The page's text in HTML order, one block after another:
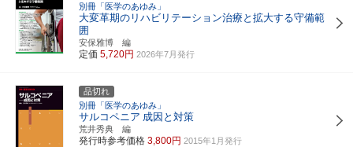
別冊「医学のあゆみ」
大変革期のリハビリテーション治療と拡大する守備範
囲
安保雅博 編
定価 5,720円 2026年7月発行
品切れ
別冊「医学のあゆみ」
サルコペニア 成因と対策
荒井秀典 編
発行時参考価格 3,800円 2015年1月発行